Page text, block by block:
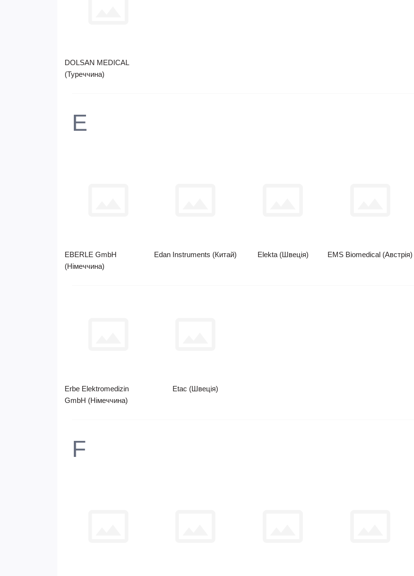
DOLSAN MEDICAL
(Туреччина)
E
EBERLE GmbH
(Німеччина)
Edan Instruments (Китай) Elekta (Швеція) EMS Biomedical (Австрія)
Erbe Elektromedizin
GmbH (Німеччина)
Etac (Швеція)
F